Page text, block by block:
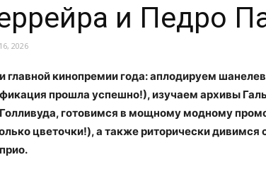
и Педро
2026
главной кинопремии года: аплодируем
прошла успешно!), изучаем архивы
готовимся в мощному модному
цветочки!), а также риторически дивимся